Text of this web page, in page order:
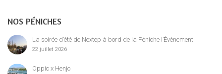
NOS PÉNICHES
La soirée d’été de Nextep à bord de la Péniche l’Événement
22 juillet 2026
Oppic x Henjo